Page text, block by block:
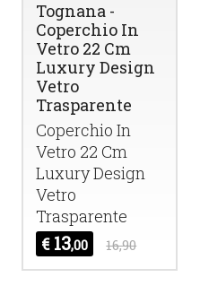
Tognana -
Coperchio In
Vetro 22 Cm
Luxury Design
Vetro
Trasparente
Coperchio In
Vetro 22 Cm
Luxury Design
Vetro
Trasparente
€ 13,00 16,90